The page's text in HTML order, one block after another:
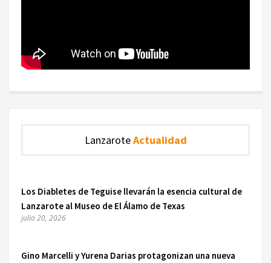
LanzaroteActualidad
Los Diabletes de Teguise llevarán la esencia cultural de
Lanzarote al Museo de El Álamo de Texas
julio 20, 2026
Gino Marcelli y Yurena Darias protagonizan una nueva